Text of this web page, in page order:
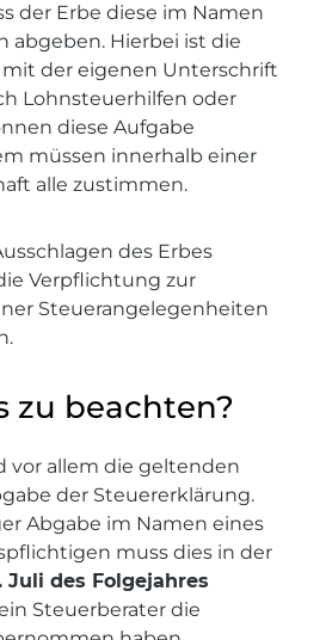
der Erbe diese im Namen
abgeben. Hierbei ist die
der eigenen Unterschrift
Lohnsteuerhilfen oder
diese Aufgabe
müssen innerhalb einer
alle zustimmen.
des Erbes
Verpflichtung zur
Steuerangelegenheiten
zu beachten?
vor allem die geltenden
der Steuererklärung.
Abgabe im Namen eines
muss dies in der
Juli des Folgejahres
Steuerberater die